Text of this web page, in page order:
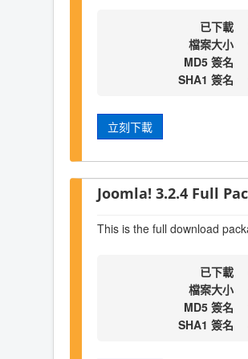
已下載
檔案大小
MD5 簽名
SHA1 簽名
立刻下載
Joomla! 3.2.4 Full
This is the full download
已下載
檔案大小
MD5 簽名
SHA1 簽名